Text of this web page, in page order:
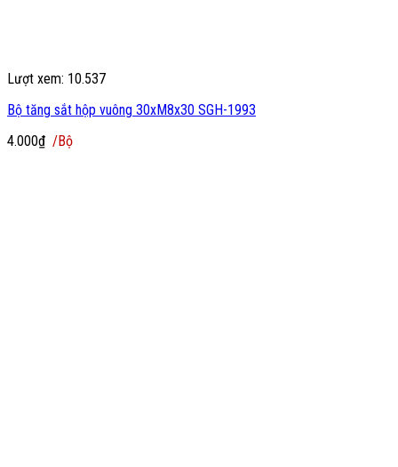
Lượt xem: 10.537
Bộ tăng sắt hộp vuông 30xM8x30 SGH-1993
4.000₫ /Bộ